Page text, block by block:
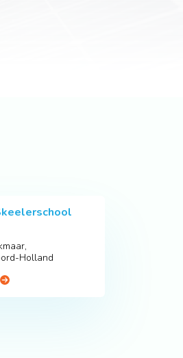
Holland